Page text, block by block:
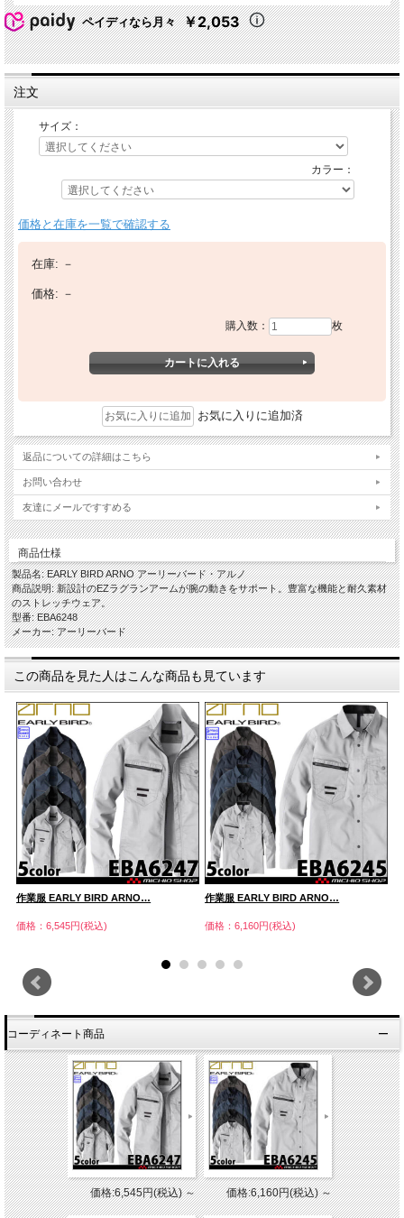
ペイディなら月々 ￥2,053
注文
サイズ：
カラー：
価格と在庫を一覧で確認する
在庫: －
価格: －
購入数： 枚
お気に入りに追加済
返品についての詳細はこちら
お問い合わせ
友達にメールですすめる
商品仕様
製品名: EARLY BIRD ARNO アーリーバード・アルノ
商品説明: 新設計のEZラグランアームが腕の動きをサポート。豊富な機能と耐久素材
のストレッチウェア。
型番: EBA6248
メーカー: アーリーバード
この商品を見た人はこんな商品も見ています
作業服 EARLY BIRD ARNO…
価格：6,545円(税込)
作業服 EARLY BIRD ARNO…
価格：6,160円(税込)
コーディネート商品
価格:6,545円(税込)～ 価格:6,160円(税込)～